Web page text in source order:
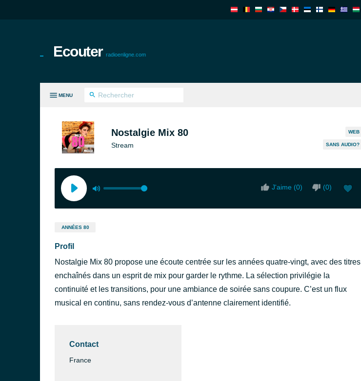
Ecouter radioenligne.com
MENU
Nostalgie Mix 80
Stream
WEB
SANS AUDIO?
J'aime (0) (0)
ANNÉES 80
Profil
Nostalgie Mix 80 propose une écoute centrée sur les années quatre-vingt, avec des titres
enchaînés dans un esprit de mix pour garder le rythme. La sélection privilégie la
continuité et les transitions, pour une ambiance de soirée sans coupure. C’est un flux
musical en continu, sans rendez-vous d’antenne clairement identifié.
Contact
France